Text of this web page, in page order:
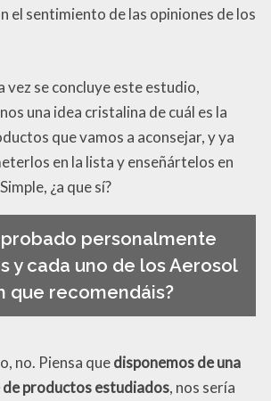
el sentimiento de las opiniones de los
vez se concluye este estudio,
una idea cristalina de cuál es la
que vamos a aconsejar, y ya
en la lista y enseñártelos en
¿a que sí?
probado personalmente
y cada uno de los Aerosol
que recomendáis?
no. Piensa quedisponemos de una
productos estudiados, nos sería